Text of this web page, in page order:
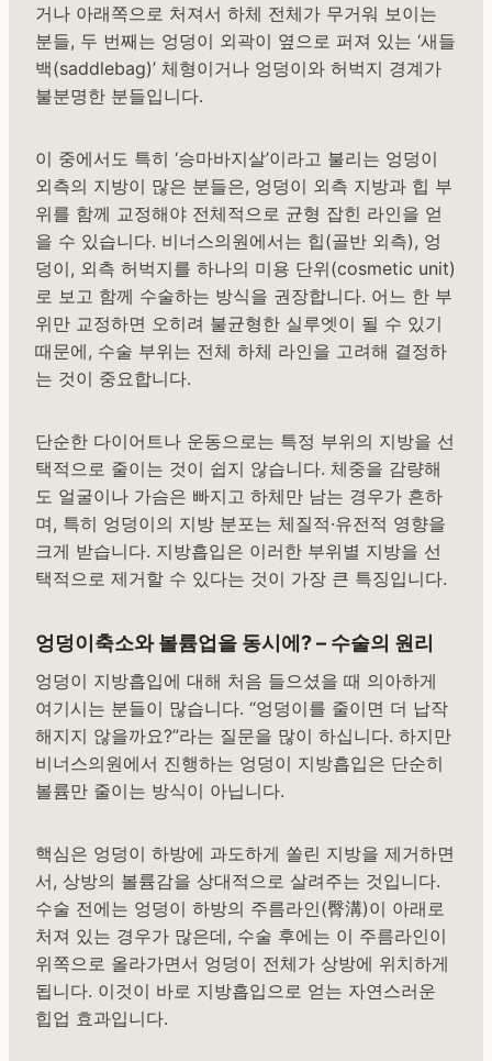
거나 아래쪽으로 처져서 하체 전체가 무거워 보이는
분들, 두 번째는 엉덩이 외곽이 옆으로 퍼져 있는 ‘새들
백(saddlebag)’ 체형이거나 엉덩이와 허벅지 경계가
불분명한 분들입니다.
이 중에서도 특히 ‘승마바지살’이라고 불리는 엉덩이
외측의 지방이 많은 분들은, 엉덩이 외측 지방과 힙 부
위를 함께 교정해야 전체적으로 균형 잡힌 라인을 얻
을 수 있습니다. 비너스의원에서는 힙(골반 외측), 엉
덩이, 외측 허벅지를 하나의 미용 단위(cosmetic unit)
로 보고 함께 수술하는 방식을 권장합니다. 어느 한 부
위만 교정하면 오히려 불균형한 실루엣이 될 수 있기
때문에, 수술 부위는 전체 하체 라인을 고려해 결정하
는 것이 중요합니다.
단순한 다이어트나 운동으로는 특정 부위의 지방을 선
택적으로 줄이는 것이 쉽지 않습니다. 체중을 감량해
도 얼굴이나 가슴은 빠지고 하체만 남는 경우가 흔하
며, 특히 엉덩이의 지방 분포는 체질적·유전적 영향을
크게 받습니다. 지방흡입은 이러한 부위별 지방을 선
택적으로 제거할 수 있다는 것이 가장 큰 특징입니다.
엉덩이축소와 볼륨업을 동시에? – 수술의 원리
엉덩이 지방흡입에 대해 처음 들으셨을 때 의아하게
여기시는 분들이 많습니다. “엉덩이를 줄이면 더 납작
해지지 않을까요?”라는 질문을 많이 하십니다. 하지만
비너스의원에서 진행하는 엉덩이 지방흡입은 단순히
볼륨만 줄이는 방식이 아닙니다.
핵심은 엉덩이 하방에 과도하게 쏠린 지방을 제거하면
서, 상방의 볼륨감을 상대적으로 살려주는 것입니다.
수술 전에는 엉덩이 하방의 주름라인(臀溝)이 아래로
처져 있는 경우가 많은데, 수술 후에는 이 주름라인이
위쪽으로 올라가면서 엉덩이 전체가 상방에 위치하게
됩니다. 이것이 바로 지방흡입으로 얻는 자연스러운
힙업 효과입니다.